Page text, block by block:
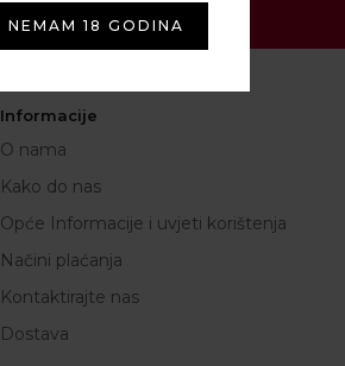
Informacije
O nama
Kako do nas
Opće Informacije i uvjeti korištenja
Načini plaćanja
Kontaktirajte nas
Dostava
NEMAM 18 GODINA